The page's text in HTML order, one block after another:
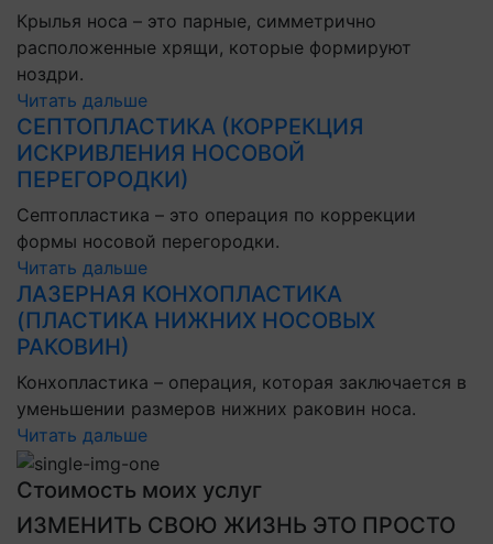
Крылья носа – это парные, симметрично
расположенные хрящи, которые формируют
ноздри.
Читать дальше
СЕПТОПЛАСТИКА (КОРРЕКЦИЯ
ИСКРИВЛЕНИЯ НОСОВОЙ
ПЕРЕГОРОДКИ)
Септопластика – это операция по коррекции
формы носовой перегородки.
Читать дальше
ЛАЗЕРНАЯ КОНХОПЛАСТИКА
(ПЛАСТИКА НИЖНИХ НОСОВЫХ
РАКОВИН)
Конхопластика – операция, которая заключается в
уменьшении размеров нижних раковин носа.
Читать дальше
Стоимость моих услуг
ИЗМЕНИТЬ СВОЮ ЖИЗНЬ ЭТО ПРОСТО